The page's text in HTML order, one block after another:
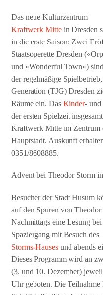
Das neue Kulturzentrum
Kraftwerk Mitte in Dresden
in die erste Saison: Zwei
Staatsoperette Dresden
und «Wonderful Town»)
der regelmäßige
Generation (TJG) Dresden
Räume ein. DasKinder- und
der ersten Spielzeit
Kraftwerk Mitte im Zentrum
Hauptstadt. Auskunft
0351/8608885.
Advent bei Theodor Storm
Besucher der Stadt Husum
auf den Spuren von Theodor
Nachmittags eine Lesung
Spaziergang mit Besuch des
Storms-Hauses und abends
Dieses Programm wird an
(3. und 10. Dezember)
Uhr geboten. Die